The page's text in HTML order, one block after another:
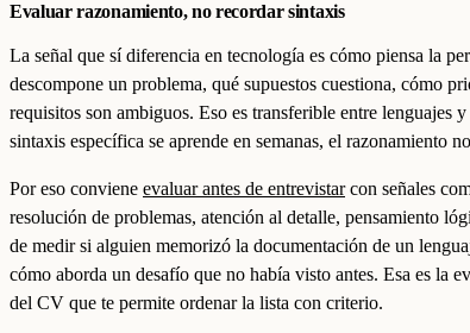
Evaluar razonamiento, no recordar sintaxis
La señal que sí diferencia en tecnología es cómo piensa la
descompone un problema, qué supuestos cuestiona, cómo
requisitos son ambiguos. Eso es transferible entre lenguajes
sintaxis específica se aprende en semanas, el razonamiento
Por eso conviene evaluar antes de entrevistarcon señales
resolución de problemas, atención al detalle, pensamiento
de medir si alguien memorizó la documentación de un
cómo aborda un desafío que no había visto antes. Esa es la
del CV que te permite ordenar la lista con criterio.